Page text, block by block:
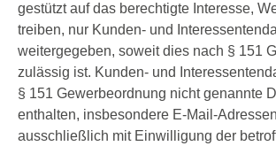
gestützt auf das berechtigte Interesse,
treiben, nur Kunden- und
weitergegeben, soweit dies nach § 151
zulässig ist. Kunden- und
§ 151 Gewerbeordnung nicht genannte
enthalten, insbesondere E-Mail-
ausschließlich mit Einwilligung der